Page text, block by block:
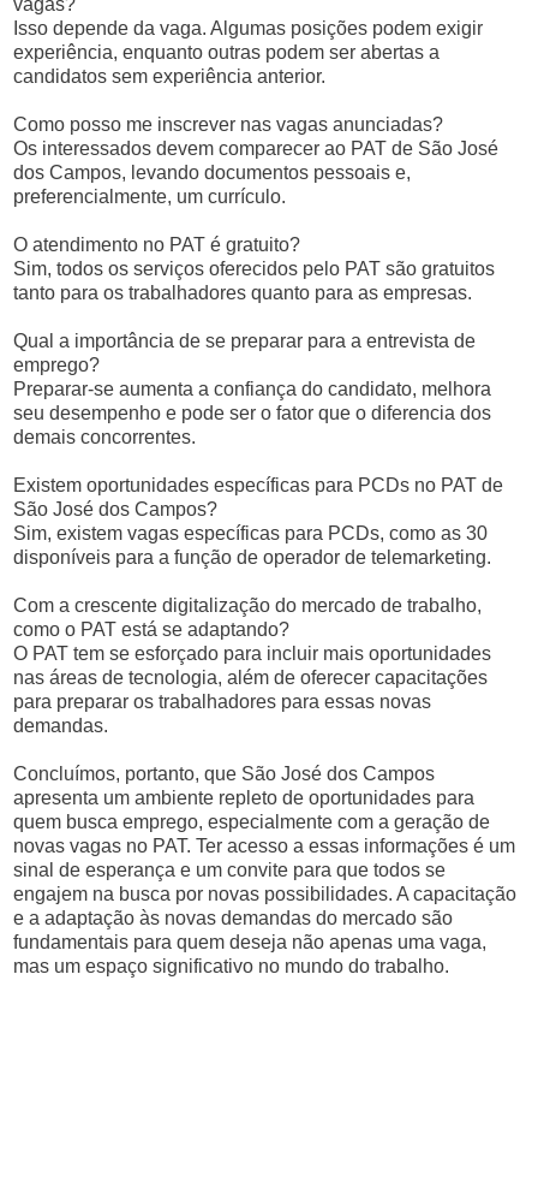
vagas?
Isso depende da vaga. Algumas posições podem exigir
experiência, enquanto outras podem ser abertas a
candidatos sem experiência anterior.
Como posso me inscrever nas vagas anunciadas?
Os interessados devem comparecer ao PAT de São José
dos Campos, levando documentos pessoais e,
preferencialmente, um currículo.
O atendimento no PAT é gratuito?
Sim, todos os serviços oferecidos pelo PAT são gratuitos
tanto para os trabalhadores quanto para as empresas.
Qual a importância de se preparar para a entrevista de
emprego?
Preparar-se aumenta a confiança do candidato, melhora
seu desempenho e pode ser o fator que o diferencia dos
demais concorrentes.
Existem oportunidades específicas para PCDs no PAT de
São José dos Campos?
Sim, existem vagas específicas para PCDs, como as 30
disponíveis para a função de operador de telemarketing.
Com a crescente digitalização do mercado de trabalho,
como o PAT está se adaptando?
O PAT tem se esforçado para incluir mais oportunidades
nas áreas de tecnologia, além de oferecer capacitações
para preparar os trabalhadores para essas novas
demandas.
Concluímos, portanto, que São José dos Campos
apresenta um ambiente repleto de oportunidades para
quem busca emprego, especialmente com a geração de
novas vagas no PAT. Ter acesso a essas informações é um
sinal de esperança e um convite para que todos se
engajem na busca por novas possibilidades. A capacitação
e a adaptação às novas demandas do mercado são
fundamentais para quem deseja não apenas uma vaga,
mas um espaço significativo no mundo do trabalho.